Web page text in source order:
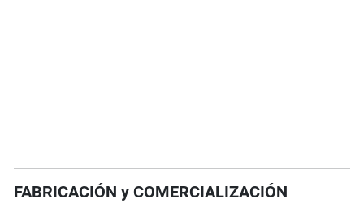
FABRICACIÓN y COMERCIALIZACIÓN